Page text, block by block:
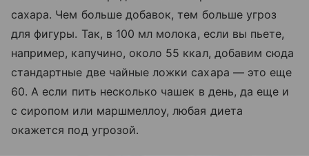
сахара. Чем больше добавок, тем больше угроз
для фигуры. Так, в 100 мл молока, если вы пьете,
например, капучино, около 55 ккал, добавим сюда
стандартные две чайные ложки сахара — это еще
60. А если пить несколько чашек в день, да еще и
с сиропом или маршмеллоу, любая диета
окажется под угрозой.